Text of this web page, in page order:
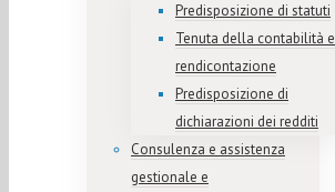
Predisposizione di statuti
Tenuta della contabilità e
rendicontazione
Predisposizione di
dichiarazioni dei redditi
Consulenza e assistenza
gestionale e